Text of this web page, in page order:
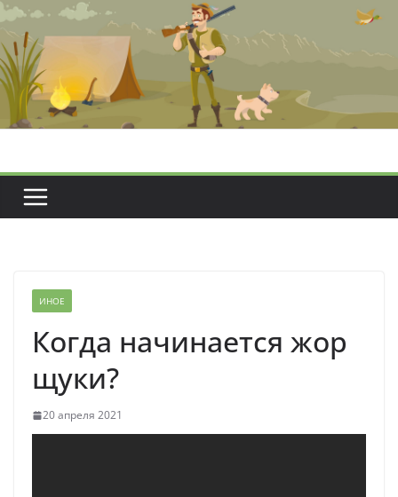
Перейти
содержимому
ИНОЕ
Когда начинается жор
щуки?
20 апреля 2021